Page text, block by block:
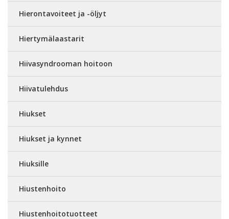
Hierontavoiteet ja -öljyt
Hiertymälaastarit
Hiivasyndrooman hoitoon
Hiivatulehdus
Hiukset
Hiukset ja kynnet
Hiuksille
Hiustenhoito
Hiustenhoitotuotteet